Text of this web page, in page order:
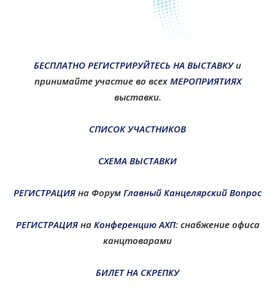
БЕСПЛАТНО РЕГИСТРИРУЙТЕСЬ НА ВЫСТАВКУи
принимайте участие во всех МЕРОПРИЯТИЯХ
выставки.
СПИСОК УЧАСТНИКОВ
СХЕМА ВЫСТАВКИ
РЕГИСТРАЦИЯ на Форум Главный Канцелярский Вопрос
РЕГИСТРАЦИЯна Конференцию АХП: снабжение офиса
канцтоварами
БИЛЕТ НА СКРЕПКУ